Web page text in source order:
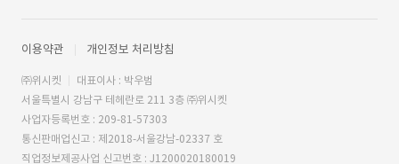
이용약관 개인정보 처리방침
㈜위시켓
대표이사 : 박우범
서울특별시 강남구 테헤란로 211 3층 ㈜위시켓
사업자등록번호 : 209-81-57303
통신판매업신고 : 제2018-서울강남-02337 호
직업정보제공사업 신고번호 : J1200020180019